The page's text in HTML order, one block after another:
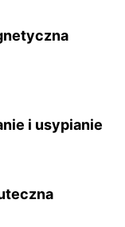
i usypianie